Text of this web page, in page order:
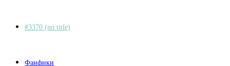
#3370 (no title)
Фанфики